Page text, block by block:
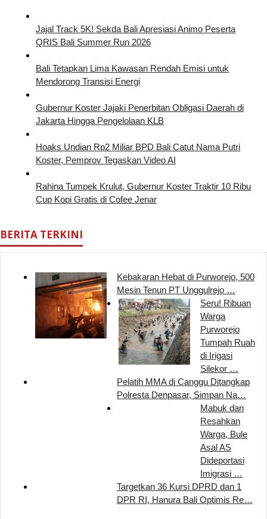
Jajal Track 5K! Sekda Bali Apresiasi Animo Peserta
QRIS Bali Summer Run 2026
Bali Tetapkan Lima Kawasan Rendah Emisi untuk
Mendorong Transisi Energi
Gubernur Koster Jajaki Penerbitan Obligasi Daerah di
Jakarta Hingga Pengelolaan KLB
Hoaks Undian Rp2 Miliar BPD Bali Catut Nama Putri
Koster, Pemprov Tegaskan Video AI
Rahina Tumpek Krulut, Gubernur Koster Traktir 10 Ribu
Cup Kopi Gratis di Cofee Jenar
BERITA TERKINI
Kebakaran Hebat di Purworejo, 500
Mesin Tenun PT Unggulrejo …
Seru! Ribuan
Warga
Purworejo
Tumpah Ruah
di Irigasi
Silekor …
Pelatih MMA di Canggu Ditangkap
Polresta Denpasar, Simpan Na…
Mabuk dan
Resahkan
Warga, Bule
Asal AS
Dideportasi
Imigrasi …
Targetkan 36 Kursi DPRD dan 1
DPR RI, Hanura Bali Optimis Re…